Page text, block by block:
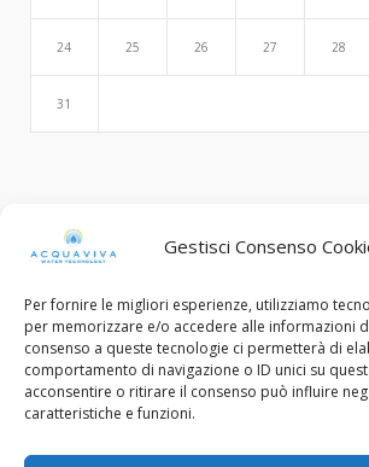
Gestisci Consenso
Per fornire le migliori esperienze, utilizziamo
per memorizzare e/o accedere alle informazioni
consenso a queste tecnologie ci permetterà di
comportamento di navigazione o ID unici su
acconsentire o ritirare il consenso può influire
caratteristiche e funzioni.
24 25 26 27 28
31